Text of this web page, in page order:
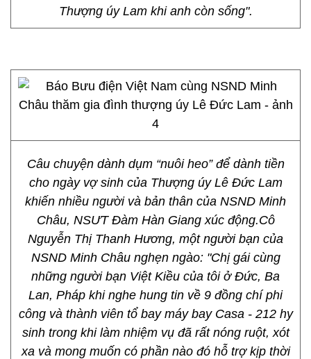
Thượng úy Lam khi anh còn sống".
Câu chuyện dành dụm “nuôi heo” để dành tiền
cho ngày vợ sinh của Thượng úy Lê Đức Lam
khiến nhiều người và bản thân của NSND Minh
Châu, NSƯT Đàm Hàn Giang xúc động.Cô
Nguyễn Thị Thanh Hương, một người bạn của
NSND Minh Châu nghẹn ngào: "Chị gái cùng
những người bạn Việt Kiều của tôi ở Đức, Ba
Lan, Pháp khi nghe hung tin về 9 đồng chí phi
công và thành viên tổ bay máy bay Casa - 212 hy
sinh trong khi làm nhiệm vụ đã rất nóng ruột, xót
xa và mong muốn có phần nào đó hỗ trợ kịp thời